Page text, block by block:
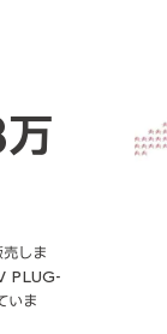
しま
PLUG-
いま